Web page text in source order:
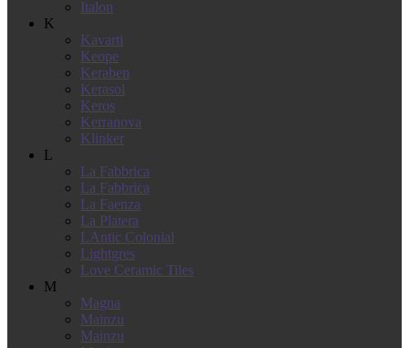
Italon
K
Kavarti
Keope
Keraben
Kerasol
Keros
Kerranova
Klinker
L
La Fabbrica
La Fabbrica
La Faenza
La Platera
LAntic Colonial
Lightgres
Love Ceramic Tiles
M
Magna
Mainzu
Mainzu